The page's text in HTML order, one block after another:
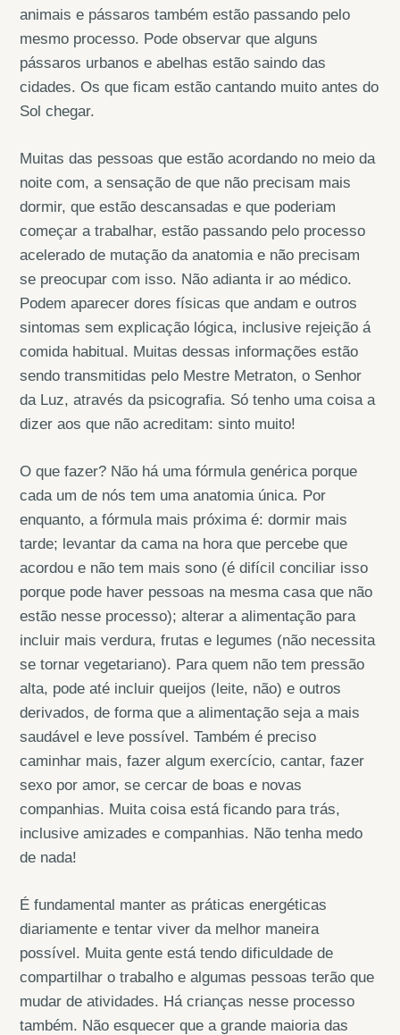
animais e pássaros também estão passando pelo
mesmo processo. Pode observar que alguns
pássaros urbanos e abelhas estão saindo das
cidades. Os que ficam estão cantando muito antes do
Sol chegar.
Muitas das pessoas que estão acordando no meio da
noite com, a sensação de que não precisam mais
dormir, que estão descansadas e que poderiam
começar a trabalhar, estão passando pelo processo
acelerado de mutação da anatomia e não precisam
se preocupar com isso. Não adianta ir ao médico.
Podem aparecer dores físicas que andam e outros
sintomas sem explicação lógica, inclusive rejeição á
comida habitual. Muitas dessas informações estão
sendo transmitidas pelo Mestre Metraton, o Senhor
da Luz, através da psicografia. Só tenho uma coisa a
dizer aos que não acreditam: sinto muito!
O que fazer? Não há uma fórmula genérica porque
cada um de nós tem uma anatomia única. Por
enquanto, a fórmula mais próxima é: dormir mais
tarde; levantar da cama na hora que percebe que
acordou e não tem mais sono (é difícil conciliar isso
porque pode haver pessoas na mesma casa que não
estão nesse processo); alterar a alimentação para
incluir mais verdura, frutas e legumes (não necessita
se tornar vegetariano). Para quem não tem pressão
alta, pode até incluir queijos (leite, não) e outros
derivados, de forma que a alimentação seja a mais
saudável e leve possível. Também é preciso
caminhar mais, fazer algum exercício, cantar, fazer
sexo por amor, se cercar de boas e novas
companhias. Muita coisa está ficando para trás,
inclusive amizades e companhias. Não tenha medo
de nada!
É fundamental manter as práticas energéticas
diariamente e tentar viver da melhor maneira
possível. Muita gente está tendo dificuldade de
compartilhar o trabalho e algumas pessoas terão que
mudar de atividades. Há crianças nesse processo
também. Não esquecer que a grande maioria das